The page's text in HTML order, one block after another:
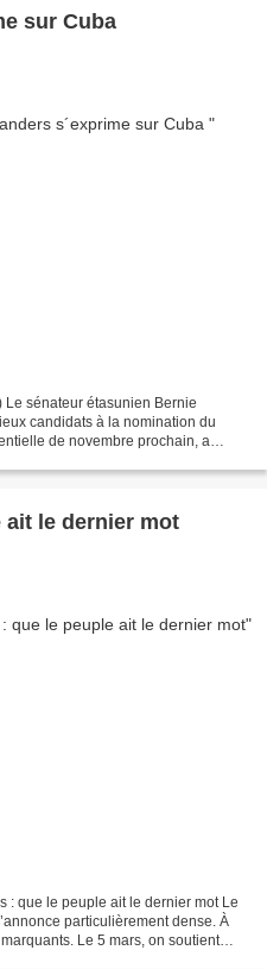
sur Cuba
sénateur étasunien Bernie
candidats à la nomination du
de novembre prochain, a
ait le dernier mot
: que le peuple ait le dernier mot Le
particulièrement dense. À
Le 5 mars, on soutient